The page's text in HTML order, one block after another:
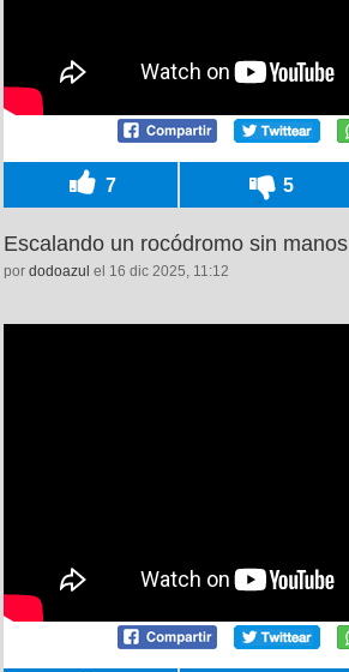
7 5
Escalando un rocódromo sin manos
por dodoazul el 16 dic 2025, 11:12